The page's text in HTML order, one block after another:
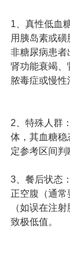
1、真性低血
用胰岛素或磺
非糖尿病患者
肾功能衰竭、
脓毒症或慢性
2、特殊人群
体，其血糖稳
定参考区间判
3、餐后状态
正空腹（通
（如误在注
致极低值。